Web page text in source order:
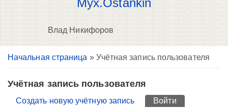
Myx.Ostankin
Влад Никифоров
Вы здесь
Начальная страница » Учётная запись пользователя
Учётная запись пользователя
Главные вкладки
Создать новую учётную запись Войти